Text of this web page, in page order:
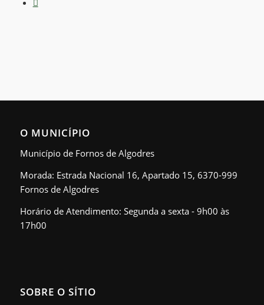
O MUNICÍPIO
Município de Fornos de Algodres
Morada: Estrada Nacional 16, Apartado 15, 6370-999
Fornos de Algodres
Horário de Atendimento: Segunda a sexta - 9h00 às
17h00
SOBRE O SÍTIO